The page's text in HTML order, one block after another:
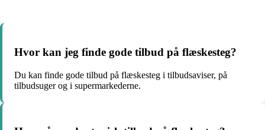
Hvor kan jeg finde gode tilbud på flæskesteg?
Du kan finde gode tilbud på flæskesteg i tilbudsaviser, på
tilbudsuger og i supermarkederne.